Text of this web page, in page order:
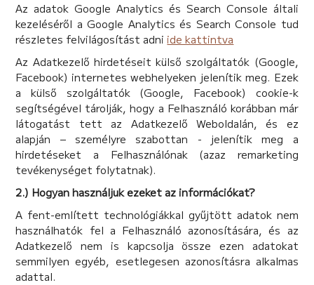
Az adatok Google Analytics és Search Console általi
kezeléséről a Google Analytics és Search Console tud
részletes felvilágosítást adni ide kattintva
Az Adatkezelő hirdetéseit külső szolgáltatók (Google,
Facebook) internetes webhelyeken jelenítik meg. Ezek
a külső szolgáltatók (Google, Facebook) cookie-k
segítségével tárolják, hogy a Felhasználó korábban már
látogatást tett az Adatkezelő Weboldalán, és ez
alapján – személyre szabottan - jelenítik meg a
hirdetéseket a Felhasználónak (azaz remarketing
tevékenységet folytatnak).
2.) Hogyan használjuk ezeket az információkat?
A fent-említett technológiákkal gyűjtött adatok nem
használhatók fel a Felhasználó azonosítására, és az
Adatkezelő nem is kapcsolja össze ezen adatokat
semmilyen egyéb, esetlegesen azonosításra alkalmas
adattal.